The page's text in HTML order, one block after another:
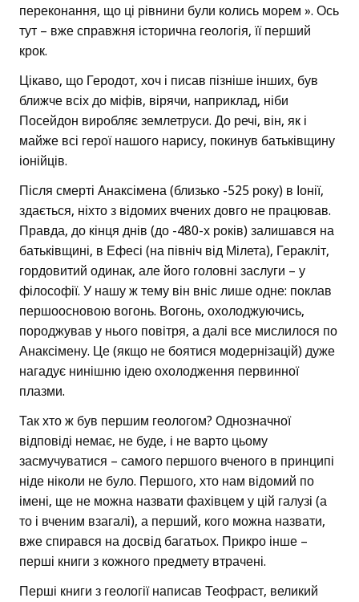
переконання, що ці рівнини були колись морем ». Ось
тут – вже справжня історична геологія, її перший
крок.
Цікаво, що Геродот, хоч і писав пізніше інших, був
ближче всіх до міфів, вірячи, наприклад, ніби
Посейдон виробляє землетруси. До речі, він, як і
майже всі герої нашого нарису, покинув батьківщину
іонійців.
Після смерті Анаксімена (близько -525 року) в Іонії,
здається, ніхто з відомих вчених довго не працював.
Правда, до кінця днів (до -480-х років) залишався на
батьківщині, в Ефесі (на північ від Мілета), Геракліт,
гордовитий одинак, але його головні заслуги – у
філософії. У нашу ж тему він вніс лише одне: поклав
першоосновою вогонь. Вогонь, охолоджуючись,
породжував у нього повітря, а далі все мислилося по
Анаксімену. Це (якщо не боятися модернізацій) дуже
нагадує нинішню ідею охолодження первинної
плазми.
Так хто ж був першим геологом? Однозначної
відповіді немає, не буде, і не варто цьому
засмучуватися – самого першого вченого в принципі
ніде ніколи не було. Першого, хто нам відомий по
імені, ще не можна назвати фахівцем у цій галузі (а
то і вченим взагалі), а перший, кого можна назвати,
вже спирався на досвід багатьох. Прикро інше –
перші книги з кожного предмету втрачені.
Перші книги з геології написав Теофраст, великий